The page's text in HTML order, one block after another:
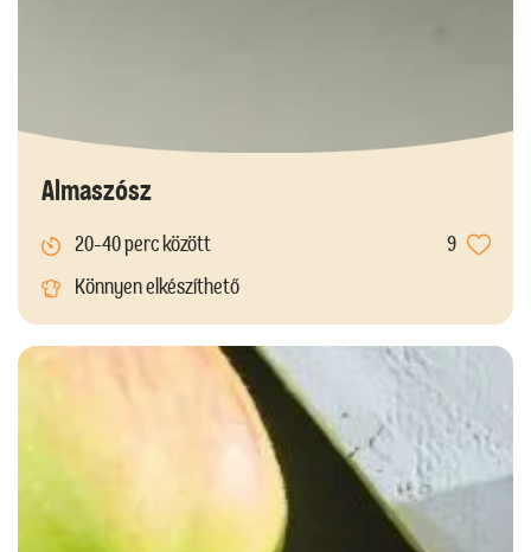
Almaszósz
20-40 perc között
9
Könnyen elkészíthető